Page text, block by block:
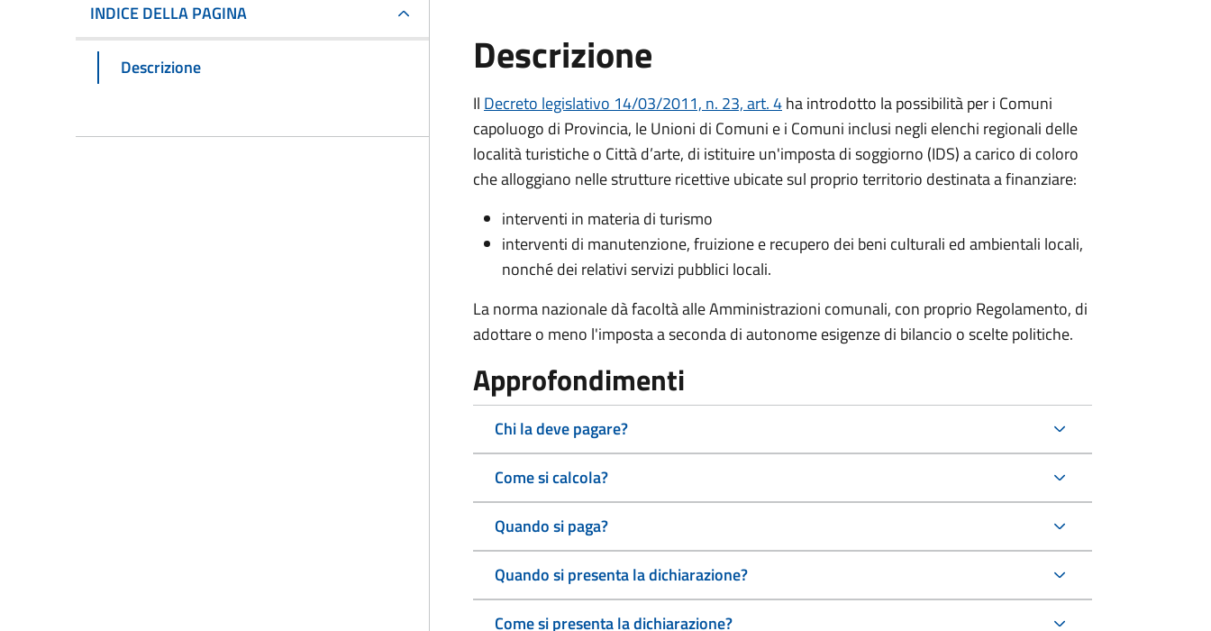
INDICE DELLA PAGINA
Descrizione Descrizione
Il Decreto legislativo 14/03/2011, n. 23, art. 4ha introdotto la possibilità per i Comuni
capoluogo di Provincia, le Unioni di Comuni e i Comuni inclusi negli elenchi regionali delle
località turistiche o Città d’arte, di istituire un'imposta di soggiorno (IDS) a carico di coloro
che alloggiano nelle strutture ricettive ubicate sul proprio territorio destinata a finanziare:
interventi in materia di turismo
interventi di manutenzione, fruizione e recupero dei beni culturali ed ambientali locali,
nonché dei relativi servizi pubblici locali.
La norma nazionale dà facoltà alle Amministrazioni comunali, con proprio Regolamento, di
adottare o meno l'imposta a seconda di autonome esigenze di bilancio o scelte politiche.
Approfondimenti
Chi la deve pagare?
Come si calcola?
Quando si paga?
Quando si presenta la dichiarazione?
Come si presenta la dichiarazione?